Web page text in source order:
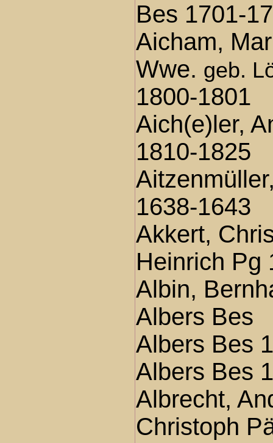
Bes 1701-
Aicham,
Wwe. geb.
1800-1801
Aich(e)ler,
1810-1825
1638-1643
Akkert,
Heinrich Pg
Albin,
Albers Bes
Albers Bes
Albers Bes
Albrecht,
Christoph